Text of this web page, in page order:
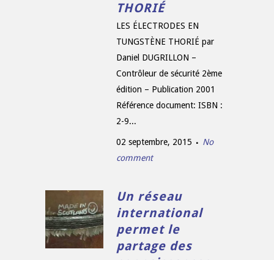
THORIÉ
LES ÉLECTRODES EN
TUNGSTÈNE THORIÉ par
Daniel DUGRILLON –
Contrôleur de sécurité 2ème
édition – Publication 2001
Référence document: ISBN :
2-9...
02 septembre, 2015
No
comment
Un réseau
international
permet le
partage des